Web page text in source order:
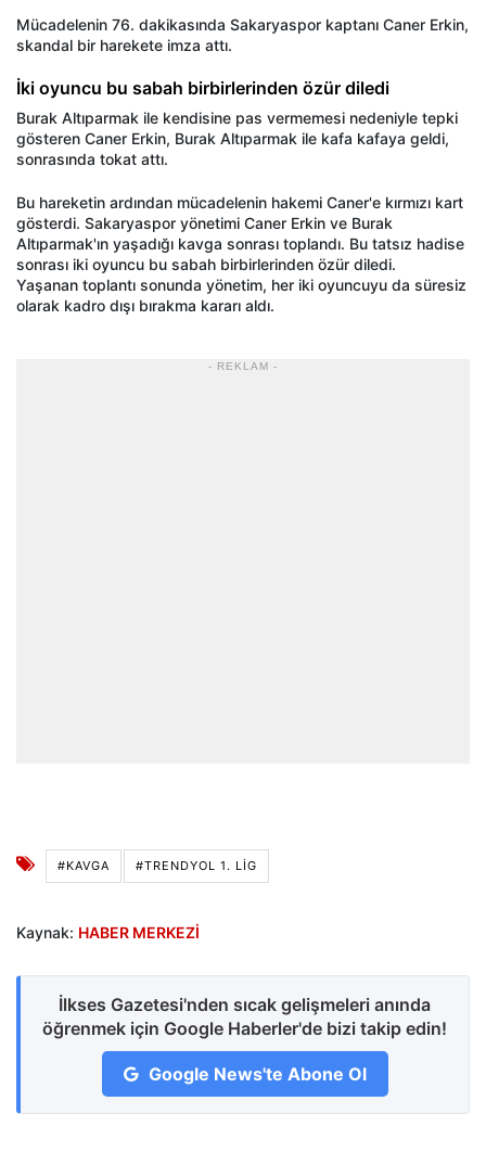
Mücadelenin 76. dakikasında Sakaryaspor kaptanı Caner Erkin,
skandal bir harekete imza attı.
İki oyuncu bu sabah birbirlerinden özür diledi
Burak Altıparmak ile kendisine pas vermemesi nedeniyle tepki
gösteren Caner Erkin, Burak Altıparmak ile kafa kafaya geldi,
sonrasında tokat attı.
Bu hareketin ardından mücadelenin hakemi Caner'e kırmızı kart
gösterdi. Sakaryaspor yönetimi Caner Erkin ve Burak
Altıparmak'ın yaşadığı kavga sonrası toplandı. Bu tatsız hadise
sonrası iki oyuncu bu sabah birbirlerinden özür diledi.
Yaşanan toplantı sonunda yönetim, her iki oyuncuyu da süresiz
olarak kadro dışı bırakma kararı aldı.
- REKLAM -
#KAVGA #TRENDYOL 1. LIG
Kaynak: HABER MERKEZİ
İlkses Gazetesi'nden sıcak gelişmeleri anında
öğrenmek için Google Haberler'de bizi takip edin!
Google News'te Abone Ol